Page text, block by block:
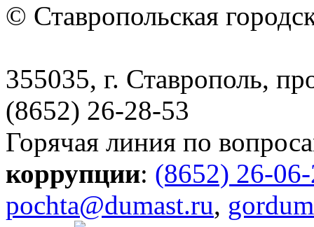
© Ставропольская
355035, г. Ставрополь,
(8652) 26-28-53
Горячая линия по
коррупции: (8652) 26-
pochta@dumast.ru,